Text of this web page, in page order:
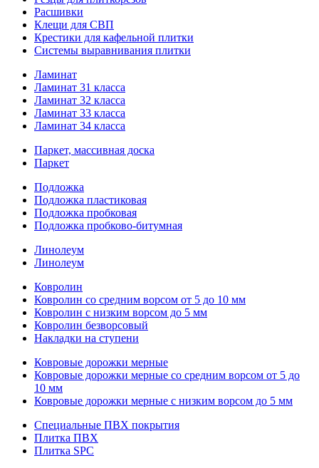
Расшивки
Клещи для СВП
Крестики для кафельной плитки
Системы выравнивания плитки
Ламинат
Ламинат 31 класса
Ламинат 32 класса
Ламинат 33 класса
Ламинат 34 класса
Паркет, массивная доска
Паркет
Подложка
Подложка пластиковая
Подложка пробковая
Подложка пробково-битумная
Линолеум
Линолеум
Ковролин
Ковролин со средним ворсом от 5 до 10 мм
Ковролин с низким ворсом до 5 мм
Ковролин безворсовый
Накладки на ступени
Ковровые дорожки мерные
Ковровые дорожки мерные со средним ворсом от 5 до
10 мм
Ковровые дорожки мерные с низким ворсом до 5 мм
Специальные ПВХ покрытия
Плитка ПВХ
Плитка SPC